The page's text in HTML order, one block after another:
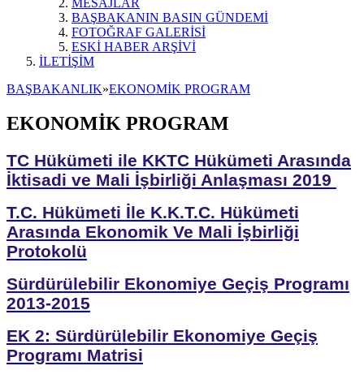
MESAJLAR
BAŞBAKANIN BASIN GÜNDEMİ
FOTOĞRAF GALERİSİ
ESKİ HABER ARŞİVİ
İLETİŞİM
BAŞBAKANLIK»EKONOMİK PROGRAM
EKONOMİK PROGRAM
TC Hükümeti ile KKTC Hükümeti Arasında
İktisadi ve Mali İşbirliği Anlaşması 2019
T.C. Hükümeti İle K.K.T.C. Hükümeti
Arasında Ekonomik Ve Mali İşbirliği
Protokolü
Sürdürülebilir Ekonomiye Geçiş Programı
2013-2015
EK 2: Sürdürülebilir Ekonomiye Geçiş
Programı Matrisi